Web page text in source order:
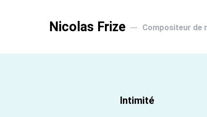
Nicolas Frize Compositeur de
Intimité